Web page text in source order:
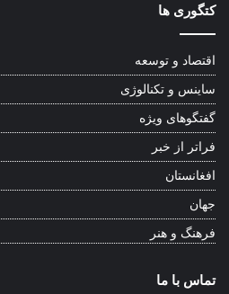
کتگوری ها
اقتصاد و توسعه
ساینس و تکنالوژی
گفتگوهای ویژه
فراتر از خبر
افغانستان
جهان
فرهنگ و هنر
تماس با ما